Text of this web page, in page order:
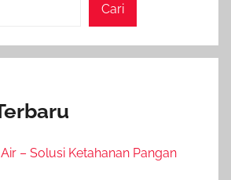
Cari
– Solusi Ketahanan Pangan